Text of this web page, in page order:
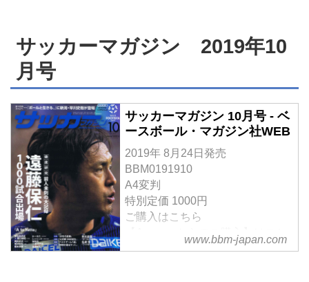
天に召された。ボールに愛された
男はボールのそばで倒れ、この世
去』を個人の記憶とともに月ごと
に振り返るコラム「Back in the
Football Days」。8年前の８月に
亡くなった松田直樹の魂をもう一
度思い出したい――。
サッカーマガジン 2019年10
月号
サッカーマガジン 10月号 - ベ
ースボール・マガジン社WEB
2019年 8月24日発売
BBM0191910
A4変判
特別定価 1000円
ご購入はこちら
【Amazonからのご購入】はこち
ら
www.bbm-japan.com